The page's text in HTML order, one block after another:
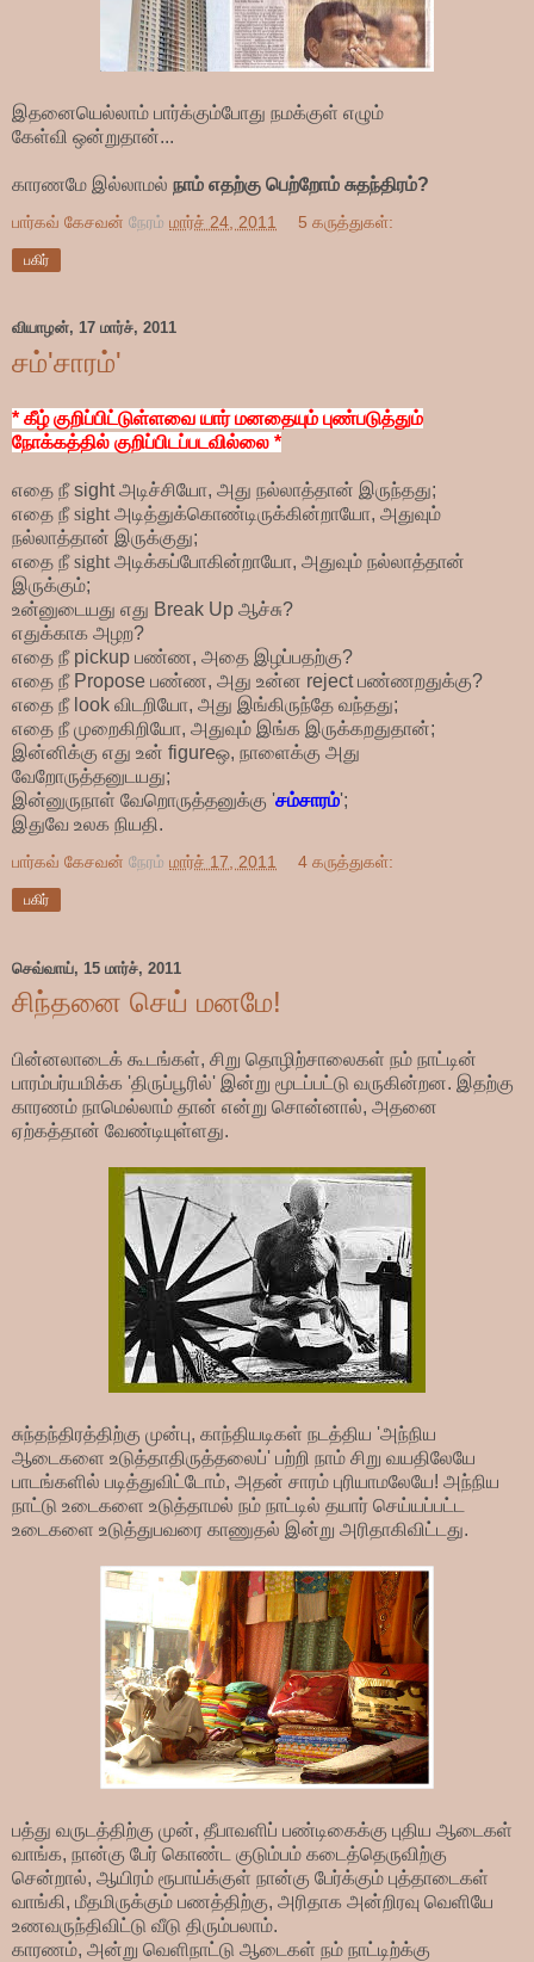
இதனையெல்லாம் பார்க்கும்போது நமக்குள் எழும்
கேள்வி ஒன்றுதான்...
காரணமே இல்லாமல் நாம் எதற்கு பெற்றோம் சுதந்திரம்?
பார்கவ் கேசவன் நேரம் மார்ச் 24, 2011 5 கருத்துகள்:
பகிர்
வியாழன், 17 மார்ச், 2011
சம்'சாரம்'
* கீழ் குறிப்பிட்டுள்ளவை யார் மனதையும் புண்படுத்தும்
நோக்கத்தில் குறிப்பிடப்படவில்லை *
எதை நீsightஅடிச்சியோ, அது நல்லாத்தான் இருந்தது;
எதை நீsight அடித்துக்கொண்டிருக்கின்றாயோ, அதுவும்
நல்லாத்தான் இருக்குது;
எதை நீsight அடிக்கப்போகின்றாயோ, அதுவும் நல்லாத்தான்
இருக்கும்;
உன்னுடையது எது Break Up ஆச்சு?
எதுக்காக அழற?
எதை நீ pickup பண்ண, அதை இழப்பதற்கு?
எதை நீ Propose பண்ண, அது உன்ன rejectபண்ணறதுக்கு?
எதை நீ look விடறியோ, அது இங்கிருந்தே வந்தது;
எதை நீ முறைகிறியோ, அதுவும் இங்க இருக்கறதுதான்;
இன்னிக்கு எது உன் figureஒ, நாளைக்கு அது
வேறோருத்தனுடயது;
இன்னுருநாள் வேறொருத்தனுக்கு 'சம்சாரம்';
இதுவே உலக நியதி.
பார்கவ் கேசவன் நேரம் மார்ச் 17, 2011 4 கருத்துகள்:
பகிர்
செவ்வாய், 15 மார்ச், 2011
சிந்தனை செய் மனமே!
பின்னலாடைக் கூடங்கள், சிறு தொழிற்சாலைகள் நம் நாட்டின்
பாரம்பர்யமிக்க 'திருப்பூரில்' இன்று மூடப்பட்டு வருகின்றன. இதற்கு
காரணம் நாமெல்லாம் தான் என்று சொன்னால், அதனை
ஏற்கத்தான் வேண்டியுள்ளது.
சுந்தந்திரத்திற்கு முன்பு, காந்தியடிகள் நடத்திய 'அந்நிய
ஆடைகளை உடுத்தாதிருத்தலைப்' பற்றி நாம் சிறு வயதிலேயே
பாடங்களில் படித்துவிட்டோம், அதன் சாரம் புரியாமலேயே! அந்நிய
நாட்டு உடைகளை உடுத்தாமல் நம் நாட்டில் தயார் செய்யப்பட்ட
உடைகளை உடுத்துபவரை காணுதல் இன்று அரிதாகிவிட்டது.
பத்து வருடத்திற்கு முன், தீபாவளிப் பண்டிகைக்கு புதிய ஆடைகள்
வாங்க, நான்கு பேர் கொண்ட குடும்பம் கடைத்தெருவிற்கு
சென்றால், ஆயிரம் ரூபாய்க்குள் நான்கு பேர்க்கும் புத்தாடைகள்
வாங்கி, மீதமிருக்கும் பணத்திற்கு, அரிதாக அன்றிரவு வெளியே
உணவருந்திவிட்டு வீடு திரும்பலாம்.
காரணம், அன்று வெளிநாட்டு ஆடைகள் நம் நாட்டிற்க்கு